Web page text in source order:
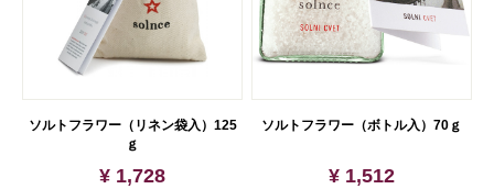
ソルトフラワー（リネン袋入）125
ｇ
¥ 1,728
ソルトフラワー（ボトル入）70ｇ
¥ 1,512